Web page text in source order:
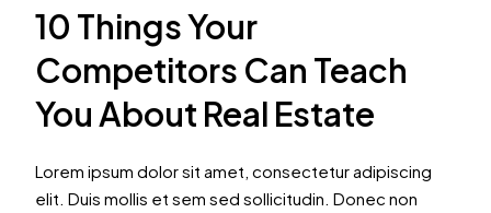
10 Things Your
Competitors Can Teach
You About Real Estate
Lorem ipsum dolor sit amet, consectetur adipiscing
elit. Duis mollis et sem sed sollicitudin. Donec non